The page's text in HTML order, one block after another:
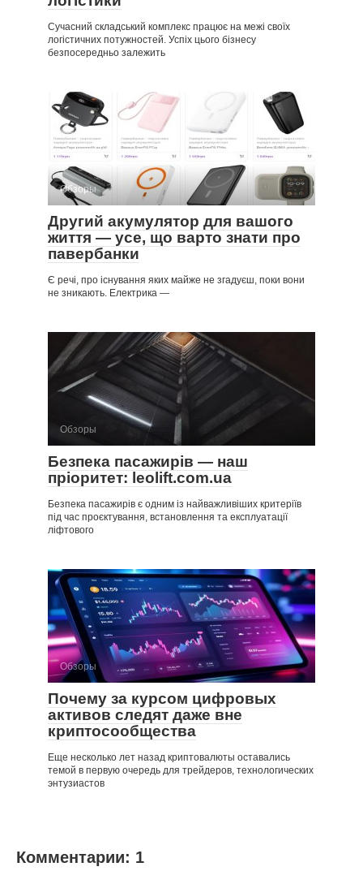
Сучасний складський комплекс працює на межі своїх
логістичних потужностей. Успіх цього бізнесу
безпосередньо залежить
Обзоры
Другий акумулятор для вашого
життя — усе, що варто знати про
павербанки
Є речі, про існування яких майже не згадуєш, поки вони
не зникають. Електрика —
Обзоры
Безпека пасажирів — наш
пріоритет: leolift.com.ua
Безпека пасажирів є одним із найважливіших критеріїв
під час проєктування, встановлення та експлуатації
ліфтового
Обзоры
Почему за курсом цифровых
активов следят даже вне
криптосообщества
Еще несколько лет назад криптовалюты оставались
темой в первую очередь для трейдеров, технологических
энтузиастов
Комментарии: 1